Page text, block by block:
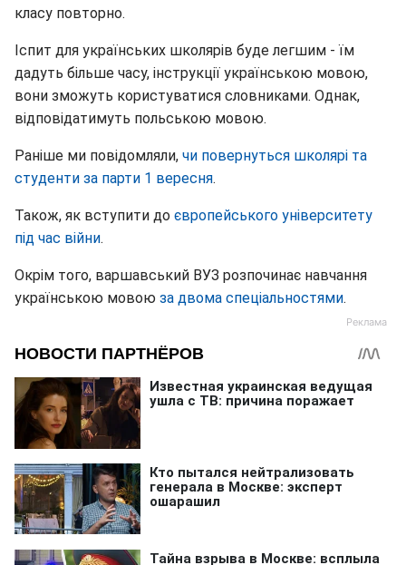
класу повторно.
Іспит для українських школярів буде легшим - їм
дадуть більше часу, інструкції українською мовою,
вони зможуть користуватися словниками. Однак,
відповідатимуть польською мовою.
Раніше ми повідомляли, чи повернуться школярі та
студенти за парти 1 вересня.
Також, як вступити до європейського університету
під час війни.
Окрім того, варшавський ВУЗ розпочинає навчання
українською мовою за двома спеціальностями.